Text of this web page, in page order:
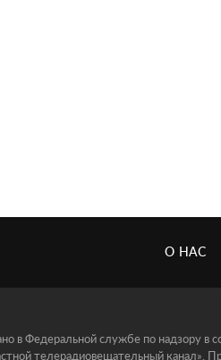
О НАС
Федеральной службе по надзору в
телерадиовещательный канал»,